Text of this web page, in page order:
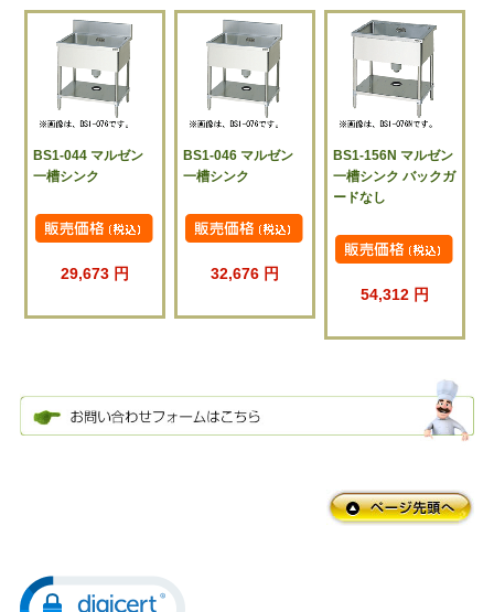
BS1-044 マルゼン
一槽シンク
29,673 円
BS1-046 マルゼン
一槽シンク
32,676 円
BS1-156N マルゼン
一槽シンク バックガ
ードなし
54,312 円